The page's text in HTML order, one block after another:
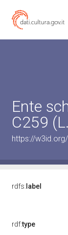
Ente
C259
https://
rdfs: label
rdf:type